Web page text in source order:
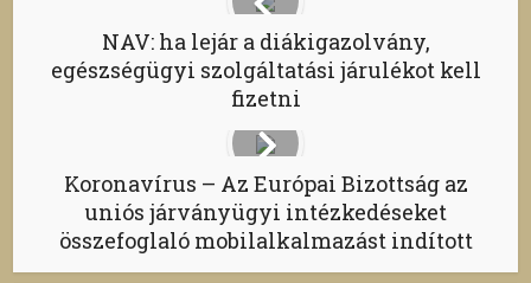
NAV: ha lejár a diákigazolvány,
egészségügyi szolgáltatási járulékot kell
fizetni
Koronavírus – Az Európai Bizottság az
uniós járványügyi intézkedéseket
összefoglaló mobilalkalmazást indított